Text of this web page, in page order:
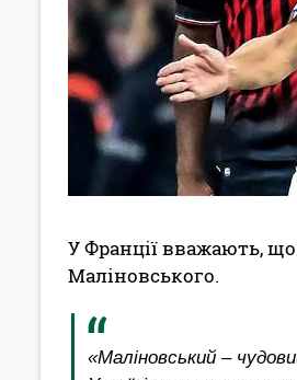
У Франції вважають,
Маліновського.
«Маліновський –